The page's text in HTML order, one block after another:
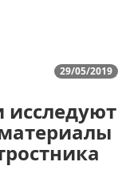
29/05/2019